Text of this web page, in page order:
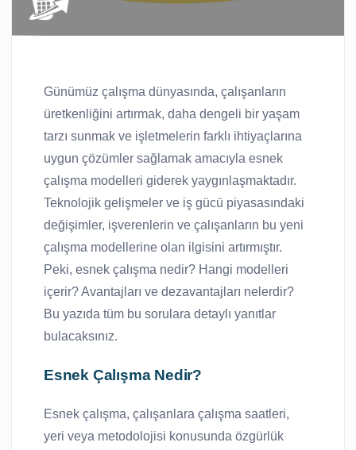
Günümüz çalışma dünyasında, çalışanların
üretkenliğini artırmak, daha dengeli bir yaşam
tarzı sunmak ve işletmelerin farklı ihtiyaçlarına
uygun çözümler sağlamak amacıyla esnek
çalışma modelleri giderek yaygınlaşmaktadır.
Teknolojik gelişmeler ve iş gücü piyasasındaki
değişimler, işverenlerin ve çalışanların bu yeni
çalışma modellerine olan ilgisini artırmıştır.
Peki, esnek çalışma nedir? Hangi modelleri
içerir? Avantajları ve dezavantajları nelerdir?
Bu yazıda tüm bu sorulara detaylı yanıtlar
bulacaksınız.
Esnek Çalışma Nedir?
Esnek çalışma, çalışanlara çalışma saatleri,
yeri veya metodolojisi konusunda özgürlük